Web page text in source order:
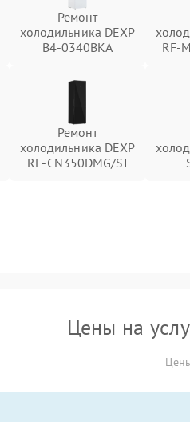
Ремонт
холодильника DEXP
B4-0340BKA
RF-
Ремонт
холодильника DEXP
RF-CN350DMG/SI
Цены на